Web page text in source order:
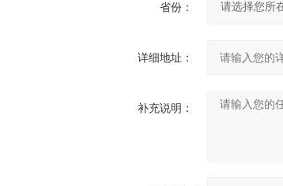
省份：
详细地址：
补充说明：